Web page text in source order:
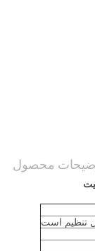
محصول
تنظیم است